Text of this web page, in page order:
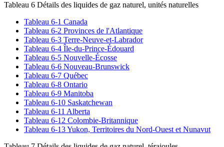
Tableau 6 Détails des liquides de gaz naturel, unités naturelles
Tableau 6-1 Canada
Tableau 6-2 Provinces de l'Atlantique
Tableau 6-3 Terre-Neuve-et-Labrador
Tableau 6-4 Île-du-Prince-Édouard
Tableau 6-5 Nouvelle-Écosse
Tableau 6-6 Nouveau-Brunswick
Tableau 6-7 Québec
Tableau 6-8 Ontario
Tableau 6-9 Manitoba
Tableau 6-10 Saskatchewan
Tableau 6-11 Alberta
Tableau 6-12 Colombie-Britannique
Tableau 6-13 Yukon, Territoires du Nord-Ouest et Nunavut